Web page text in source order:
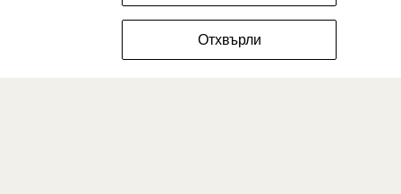
ФИЛТРИРАЙ РАЗМЕРИТЕ
Отхвърли